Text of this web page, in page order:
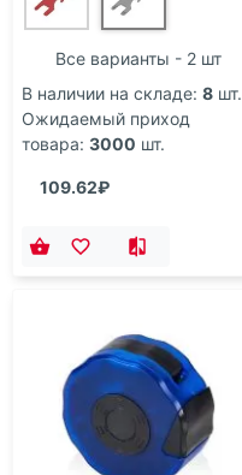
Все варианты - 2 шт
В наличии на складе: 8 шт.
Ожидаемый приход
товара: 3000 шт.
109.62₽